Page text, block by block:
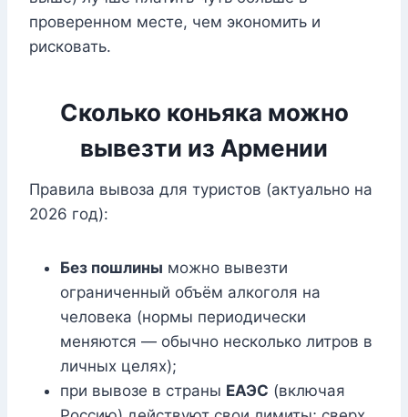
проверенном месте, чем экономить и
рисковать.
Сколько коньяка можно
вывезти из Армении
Правила вывоза для туристов (актуально на
2026 год):
Без пошлины можно вывезти
ограниченный объём алкоголя на
человека (нормы периодически
меняются — обычно несколько литров в
личных целях);
при вывозе в страны ЕАЭС (включая